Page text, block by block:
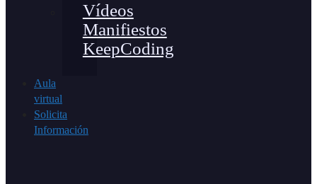
Vídeos
Manifiestos
KeepCoding
Aula
virtual
Solicita
Información